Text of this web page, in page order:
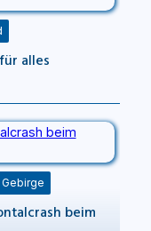
alles
beim